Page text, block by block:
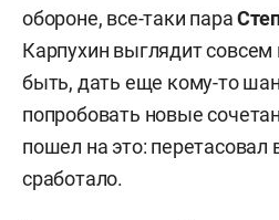
обороне, все-таки пара
Карпухин выглядит
быть, дать еще кому-то
попробовать новые
пошел на это: перетасовал
сработало.